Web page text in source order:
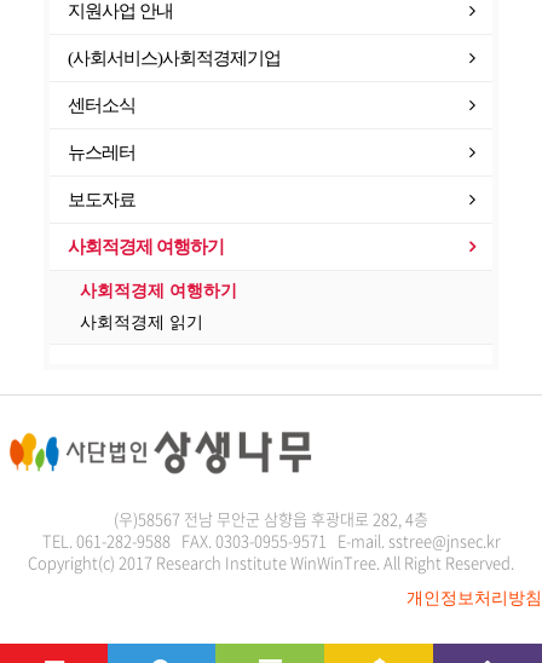
지원사업 안내
(사회서비스)사회적경제기업
센터소식
뉴스레터
보도자료
사회적경제 여행하기
사회적경제 여행하기
사회적경제 읽기
(우)58567 전남 무안군 삼향읍 후광대로 282, 4층
TEL. 061-282-9588 FAX. 0303-0955-9571 E-mail. sstree@jnsec.kr
Copyright(c) 2017 Research Institute WinWinTree. All Right Reserved.
개인정보처리방침